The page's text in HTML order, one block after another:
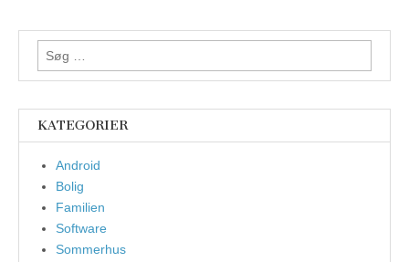
Søg
efter:
KATEGORIER
Android
Bolig
Familien
Software
Sommerhus